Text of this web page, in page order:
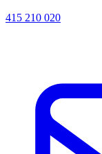
415 210 020